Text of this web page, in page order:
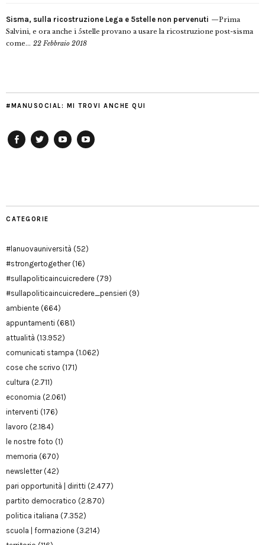
Sisma, sulla ricostruzione Lega e 5stelle non pervenuti
Prima
Salvini, e ora anche i 5stelle provano a usare la ricostruzione post-sisma
come... 22 Febbraio 2018
#MANUSOCIAL: MI TROVI ANCHE QUI
CATEGORIE
#lanuovauniversità (52)
#strongertogether(16)
#sullapoliticaincuicredere (79)
#sullapoliticaincuicredere_pensieri (9)
ambiente (664)
appuntamenti (681)
attualità (13.952)
comunicati stampa (1.062)
cose che scrivo (171)
cultura (2.711)
economia (2.061)
interventi (176)
lavoro (2.184)
le nostre foto (1)
memoria (670)
newsletter(42)
pari opportunità | diritti (2.477)
partito democratico (2.870)
politica italiana (7.352)
scuola | formazione (3.214)